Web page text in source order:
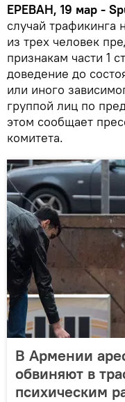
ЕРЕВАН, 19 мар -
случай
из трех человек
признакам части 1
доведение до
или иного
группой лиц по
этом сообщает
комитета.
В Армении
обвиняют в
психическим